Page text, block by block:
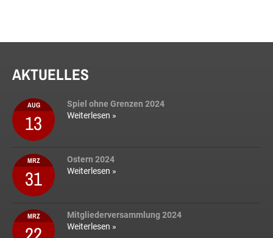
AKTUELLES
AUG
13
Spiel ohne Grenzen 2024
Weiterlesen »
MRZ
31
Ostern 2024
Weiterlesen »
MRZ
Mitgliederversammlung 2024
Weiterlesen »